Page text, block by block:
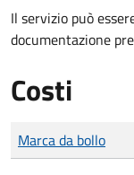
Il servizio può
documentazione
Costi
Tipo di pagamento
Importo
Marca da bollo